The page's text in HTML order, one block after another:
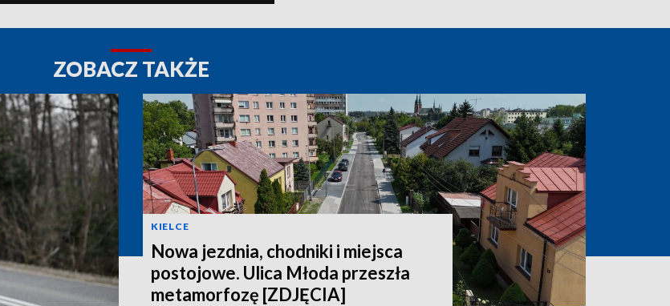
ZOBACZ TAKŻE
KIELCE
Nowa jezdnia, chodniki i miejsca
postojowe. Ulica Młoda przeszła
metamorfozę [ZDJĘCIA]